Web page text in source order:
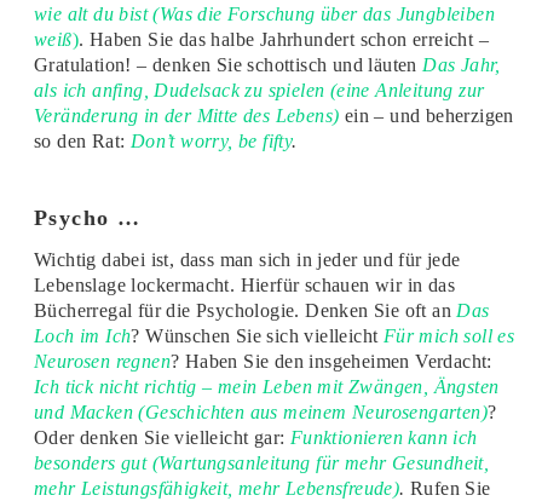
wie alt du bist (Was die Forschung über das Jungbleiben
weiß). Haben Sie das halbe Jahrhundert schon erreicht –
Gratulation! – denken Sie schottisch und läuten Das Jahr,
als ich anfing, Dudelsack zu spielen (eine Anleitung zur
Veränderung in der Mitte des Lebens) ein – und beherzigen
so den Rat: Don’t worry, be fifty.
Psycho …
Wichtig dabei ist, dass man sich in jeder und für jede
Lebenslage lockermacht. Hierfür schauen wir in das
Bücherregal für die Psychologie. Denken Sie oft an Das
Loch im Ich? Wünschen Sie sich vielleicht Für mich soll es
Neurosen regnen? Haben Sie den insgeheimen Verdacht:
Ich tick nicht richtig – mein Leben mit Zwängen, Ängsten
und Macken (Geschichten aus meinem Neurosengarten)?
Oder denken Sie vielleicht gar: Funktionieren kann ich
besonders gut (Wartungsanleitung für mehr Gesundheit,
mehr Leistungsfähigkeit, mehr Lebensfreude). Rufen Sie